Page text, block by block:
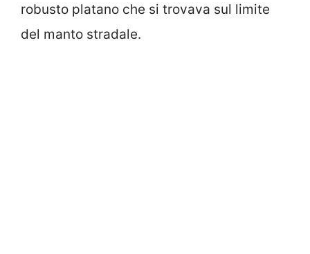
robusto platano che si trovava sul limite
del manto stradale.